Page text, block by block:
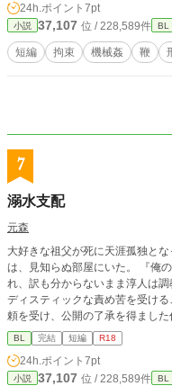
24h.ポイント 7pt
小説 37,107 位 / 228,589件 BL
短編 拘束 機械姦 鞭
7
溺水支配
元森
大好きな祖父が死に天涯孤独と
は、見知らぬ部屋にいた。 『俺
れ、訳も分からないまま淳人は
ディスティックな責め苦を受
頼を受け、公開の了承を得まし
注意ください。
BL 完結 短編 R18
24h.ポイント 7pt
小説 37,107 位 / 228,589件 BL